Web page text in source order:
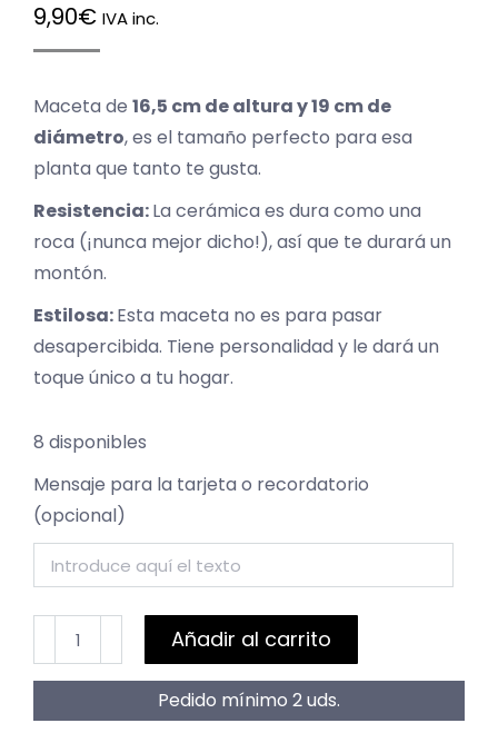
9,90€ IVA inc.
Maceta de 16,5 cm de altura y 19 cm de
diámetro, es el tamaño perfecto para esa
planta que tanto te gusta.
Resistencia:La cerámica es dura como una
roca (¡nunca mejor dicho!), así que te durará un
montón.
Estilosa:Esta maceta no es para pasar
desapercibida. Tiene personalidad y le dará un
toque único a tu hogar.
8 disponibles
Mensaje para la tarjeta o recordatorio
(opcional)
Maceta
Pietra
cantidad
Añadir al carrito
Pedido mínimo 2 uds.